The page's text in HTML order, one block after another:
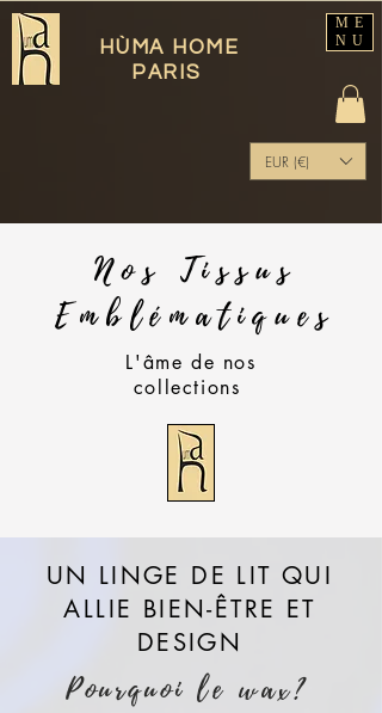
EUR (€)
ME
NU
HÙMA HOME
PARIS
Nos Tissus
Emblématiques
L'âme de nos
collections
UN LINGE DE LIT QUI
ALLIE BIEN-ÊTRE ET
DESIGN
Pourquoi le wax?